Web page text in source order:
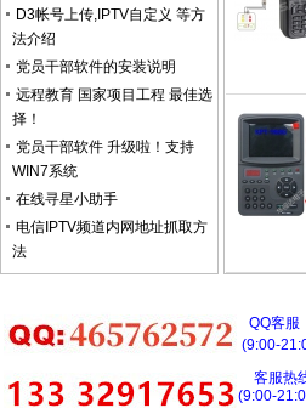
D3帐号上传,IPTV自定义 等方
法介绍
党员干部软件的安装说明
远程教育 国家项目工程 最佳选
择！
党员干部软件 升级啦！支持
WIN7系统
在线寻星小助手
电信IPTV频道内网地址抓取方
法
QQ客服
(9:00-
客服热
(9:00-